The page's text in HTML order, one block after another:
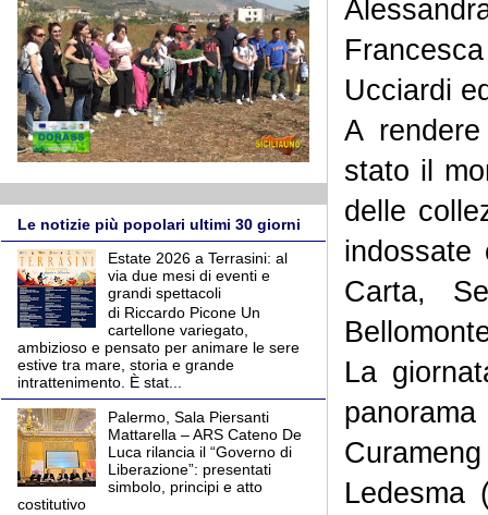
Ucciardi
A
stato il
delle
indossate
Carta,
La
Ledesma
Le notizie più popolari ultimi 30 giorni
Estate 2026 a Terrasini: al
via due mesi di eventi e
grandi spettacoli
di Riccardo Picone Un
cartellone variegato,
ambizioso e pensato per animare le sere
estive tra mare, storia e grande
intrattenimento. È stat...
Palermo, Sala Piersanti
Mattarella – ARS Cateno De
Luca rilancia il “Governo di
Liberazione”: presentati
simbolo, principi e atto
costitutivo